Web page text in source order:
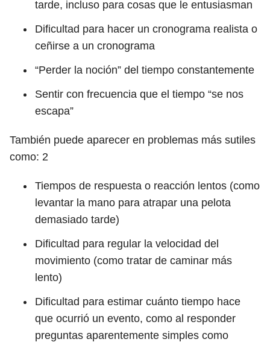
tarde, incluso para cosas que le entusiasman
Dificultad para hacer un cronograma realista o
ceñirse a un cronograma
“Perder la noción” del tiempo constantemente
Sentir con frecuencia que el tiempo “se nos
escapa”
También puede aparecer en problemas más sutiles
como: 2
Tiempos de respuesta o reacción lentos (como
levantar la mano para atrapar una pelota
demasiado tarde)
Dificultad para regular la velocidad del
movimiento (como tratar de caminar más
lento)
Dificultad para estimar cuánto tiempo hace
que ocurrió un evento, como al responder
preguntas aparentemente simples como